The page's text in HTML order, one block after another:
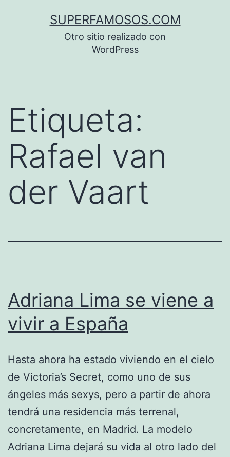
SUPERFAMOSOS.COM
Otro sitio realizado con
WordPress
Etiqueta:
Rafael van
der Vaart
Adriana Lima se viene a
vivir a España
Hasta ahora ha estado viviendo en el cielo
de Victoria’s Secret, como uno de sus
ángeles más sexys, pero a partir de ahora
tendrá una residencia más terrenal,
concretamente, en Madrid. La modelo
Adriana Lima dejará su vida al otro lado del